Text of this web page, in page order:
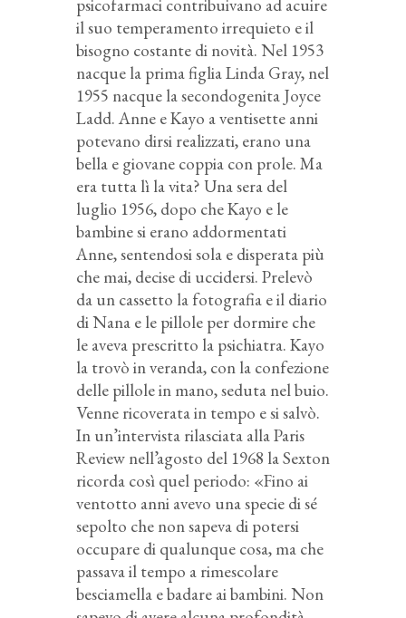
psicofarmaci contribuivano ad acuire
il suo temperamento irrequieto e il
bisogno costante di novità. Nel 1953
nacque la prima figlia Linda Gray, nel
1955 nacque la secondogenita Joyce
Ladd. Anne e Kayo a ventisette anni
potevano dirsi realizzati, erano una
bella e giovane coppia con prole. Ma
era tutta lì la vita? Una sera del
luglio 1956, dopo che Kayo e le
bambine si erano addormentati
Anne, sentendosi sola e disperata più
che mai, decise di uccidersi. Prelevò
da un cassetto la fotografia e il diario
di Nana e le pillole per dormire che
le aveva prescritto la psichiatra. Kayo
la trovò in veranda, con la confezione
delle pillole in mano, seduta nel buio.
Venne ricoverata in tempo e si salvò.
In un’intervista rilasciata alla Paris
Review nell’agosto del 1968 la Sexton
ricorda così quel periodo: «Fino ai
ventotto anni avevo una specie di sé
sepolto che non sapeva di potersi
occupare di qualunque cosa, ma che
passava il tempo a rimescolare
besciamella e badare ai bambini. Non